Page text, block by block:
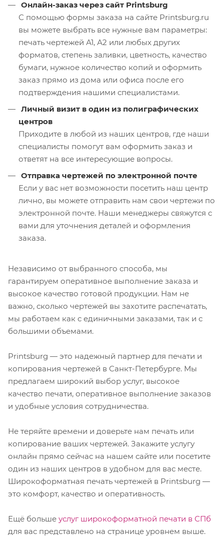
Онлайн-заказ через сайт Printsburg
С помощью формы заказа на сайте Printsburg.ru
вы можете выбрать все нужные вам параметры:
печать чертежей А1, А2 или любых других
форматов, степень заливки, цветность, качество
бумаги, нужное количество копий и оформить
заказ прямо из дома или офиса после его
подтверждения нашими специалистами.
Личный визит в один из полиграфических
центров
Приходите в любой из наших центров, где наши
специалисты помогут вам оформить заказ и
ответят на все интересующие вопросы.
Отправка чертежей по электронной почте
Если у вас нет возможности посетить наш центр
лично, вы можете отправить нам свои чертежи по
электронной почте. Наши менеджеры свяжутся с
вами для уточнения деталей и оформления
заказа.
Независимо от выбранного способа, мы
гарантируем оперативное выполнение заказа и
высокое качество готовой продукции. Нам не
важно, сколько чертежей вы захотите распечатать,
мы работаем как с единичными заказами, так и с
большими объемами.
Printsburg — это надежный партнер для печати и
копирования чертежей в Санкт-Петербурге. Мы
предлагаем широкий выбор услуг, высокое
качество печати, оперативное выполнение заказов
и удобные условия сотрудничества.
Не теряйте времени и доверьте нам печать или
копирование ваших чертежей. Закажите услугу
онлайн прямо сейчас на нашем сайте или посетите
один из наших центров в удобном для вас месте.
Широкоформатная печать чертежей в Printsburg —
это комфорт, качество и оперативность.
Ещё больше услуг широкоформатной печати в СПб
для вас представлено на странице уровнем выше.